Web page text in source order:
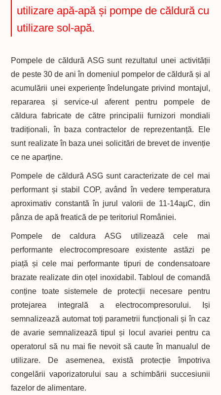
utilizare apă-apă și pompe de căldură cu
utilizare sol-apă.
Pompele de căldură ASG sunt rezultatul unei activității
de peste 30 de ani în domeniul pompelor de căldură și al
acumulării unei experiențe îndelungate privind montajul,
repararea și service-ul aferent pentru pompele de
căldura fabricate de către principalii furnizori mondiali
tradiționali, în baza contractelor de reprezentanță. Ele
sunt realizate în baza unei solicitări de brevet de invenție
ce ne aparține.
Pompele de căldură ASG sunt caracterizate de cel mai
performant și stabil COP, având în vedere temperatura
aproximativ constantă în jurul valorii de 11-14aµC, din
pânza de apă freatică de pe teritoriul României.
Pompele de caldura ASG utilizează cele mai
performante electrocompresoare existente astăzi pe
piață și cele mai performante tipuri de condensatoare
brazate realizate din oțel inoxidabil. Tabloul de comandă
conține toate sistemele de protecții necesare pentru
protejarea integrală a electrocompresorului. Iși
semnalizează automat toți parametrii funcționali și în caz
de avarie semnalizează tipul și locul avariei pentru ca
operatorul să nu mai fie nevoit să caute în manualul de
utilizare. De asemenea, există protecție împotriva
congelării vaporizatorului sau a schimbării succesiunii
fazelor de alimentare.